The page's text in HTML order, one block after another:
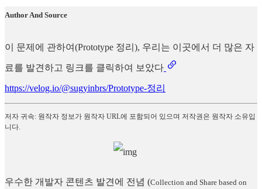
Author And Source
이 문제에 관하여(Prototype 정리), 우리는 이곳에서 더 많은 자
료를 발견하고 링크를 클릭하여 보았다
https://velog.io/@sugyinbrs/Prototype-정리
저자 귀속: 원작자 정보가 원작자 URL에 포함되어 있으며 저작권은 원작자 소유입
니다.
우수한 개발자 콘텐츠 발견에 전념 (Collection and Share based on